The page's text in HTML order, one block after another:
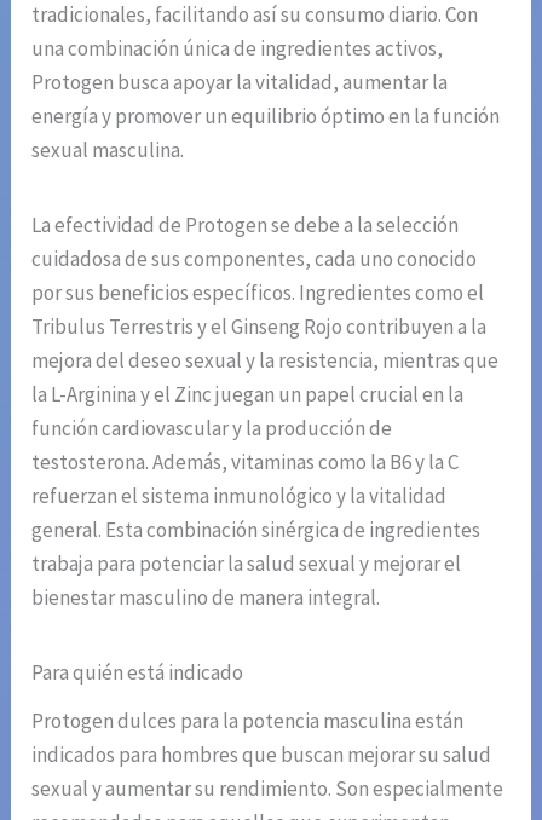
tradicionales, facilitando así su consumo diario. Con
una combinación única de ingredientes activos,
Protogen busca apoyar la vitalidad, aumentar la
energía y promover un equilibrio óptimo en la función
sexual masculina.
La efectividad de Protogen se debe a la selección
cuidadosa de sus componentes, cada uno conocido
por sus beneficios específicos. Ingredientes como el
Tribulus Terrestris y el Ginseng Rojo contribuyen a la
mejora del deseo sexual y la resistencia, mientras que
la L-Arginina y el Zinc juegan un papel crucial en la
función cardiovascular y la producción de
testosterona. Además, vitaminas como la B6 y la C
refuerzan el sistema inmunológico y la vitalidad
general. Esta combinación sinérgica de ingredientes
trabaja para potenciar la salud sexual y mejorar el
bienestar masculino de manera integral.
Para quién está indicado
Protogen dulces para la potencia masculina están
indicados para hombres que buscan mejorar su salud
sexual y aumentar su rendimiento. Son especialmente